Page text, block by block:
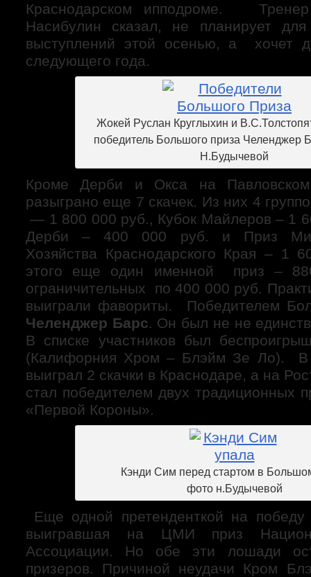
Краснодарском ипподроме.
Насибулин сказал, не планирует
выступлений этой осенью, а хочет
следующего года.
Жокей Руслан Круглыхин и
победитель Большого приза
Н.Будычевой
Кроме Дерби и Окса на
разыграно еще 7 скачек. Из них 4
— 1 800 000 руб., Кубок Майлеров – 1
Дерби – 400 000 руб. и Приз
Хозяйства Краснодарского Края – 1
этого еще один именной приз –
ограничительных по 400 000 руб.
выиграли фавориты. Победителем
Челенджер Барс. Он был не не
В списке участников был
(Калифорния Хром – Блэйм Зе Ло). В
выиграл 2 скачки в Краснодаре, а на
стал победителем двух традиционных
«Первой Короны».
Кэнди Сим перед стартом в
фото н.Будычевой
Еще одной претенденткой на
выигравшая на ЦМИ приз
Ассоциации. Но обе эти лошади
призеров. Причиной неудачи Кром